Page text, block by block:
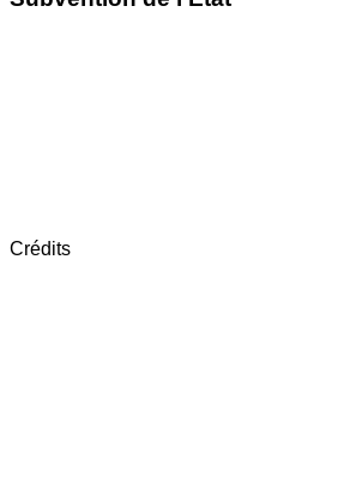
Crédits